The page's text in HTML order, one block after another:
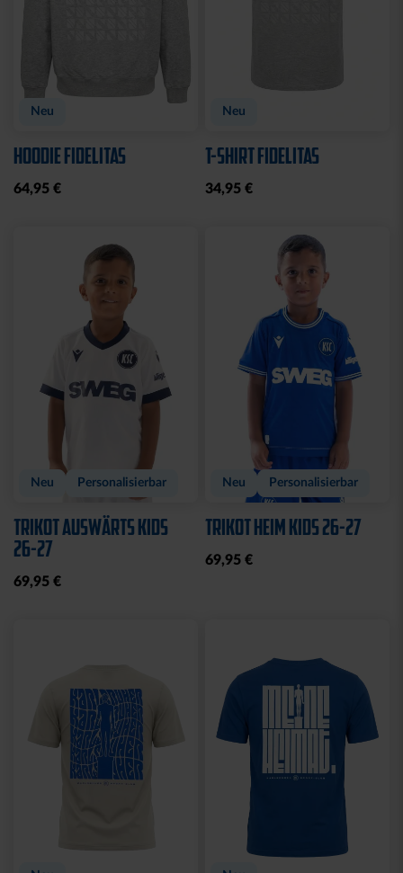
Neu
HOODIE FIDELITAS
64,95 €
Neu
T-SHIRT FIDELITAS
34,95 €
Neu Personalisierbar
TRIKOT AUSWÄRTS KIDS
26-27
69,95 €
Neu Personalisierbar
TRIKOT HEIM KIDS 26-27
69,95 €